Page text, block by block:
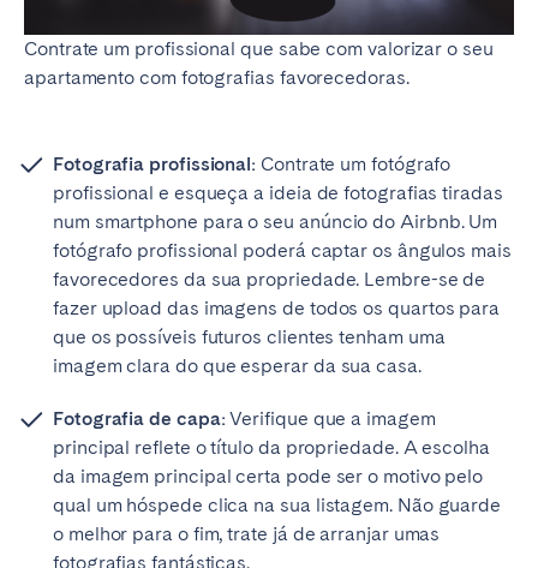
Contrate um profissional que sabe com valorizar o seu
apartamento com fotografias favorecedoras.
Fotografia profissional: Contrate um fotógrafo
profissional e esqueça a ideia de fotografias tiradas
num smartphone para o seu anúncio do Airbnb. Um
fotógrafo profissional poderá captar os ângulos mais
favorecedores da sua propriedade. Lembre-se de
fazer upload das imagens de todos os quartos para
que os possíveis futuros clientes tenham uma
imagem clara do que esperar da sua casa.
Fotografia de capa:Verifique que a imagem
principal reflete o título da propriedade. A escolha
da imagem principal certa pode ser o motivo pelo
qual um hóspede clica na sua listagem. Não guarde
o melhor para o fim, trate já de arranjar umas
fotografias fantásticas.